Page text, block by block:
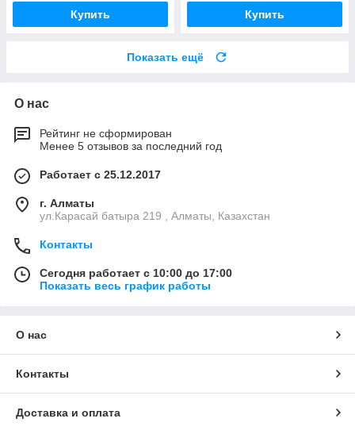
Купить Купить
Показать ещё
О нас
Рейтинг не сформирован
Менее 5 отзывов за последний год
Работает с 25.12.2017
г. Алматы
ул.Карасай батыра 219 , Алматы, Казахстан
Контакты
Сегодня работает с 10:00 до 17:00
Показать весь график работы
О нас
Контакты
Доставка и оплата